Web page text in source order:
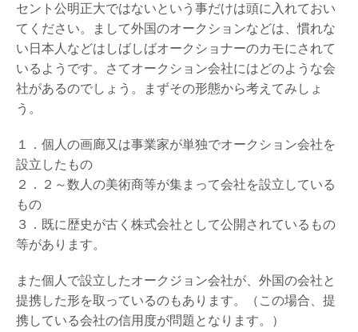
セント公明正大ではないという事だけは頭に入れておい
てください。まして外国のオークションなどは、慣れな
い日本人などはしばしばオークショナーのカモにされて
いるようです。さてオークション会社にはどのような会
社があるのでしょう。まずその形態から考えてみしょ
う。
１．個人の画廊又は事業家が単独でオークション会社を
設立したもの
２．２～数人の美術商等が集まって会社を設立している
もの
３．既に歴史が古く株式会社として公開されているもの
等があります。
また個人で設立したオークジョン会社が、外国の会社と
提携した形を取っているのもあります。（この場合、提
携している会社の信用度が問題となります。）